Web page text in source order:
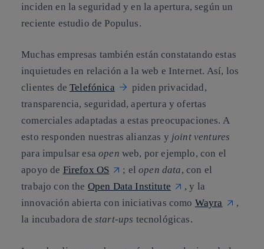
inciden en la seguridad y en la apertura, según un
reciente estudio de Populus.
Muchas empresas también están constatando estas
inquietudes en relación a la web e Internet. Así, los
clientes deTelefónica
piden privacidad,
transparencia, seguridad, apertura y ofertas
comerciales adaptadas a estas preocupaciones. A
esto responden nuestras alianzas y joint ventures
para impulsar esaopen web, por ejemplo, con el
apoyo de Firefox OS ; elopen data, con el
trabajo con the Open Data Institute
, y la
innovación abierta con iniciativas como Wayra
,
la incubadora de start-ups tecnológicas.